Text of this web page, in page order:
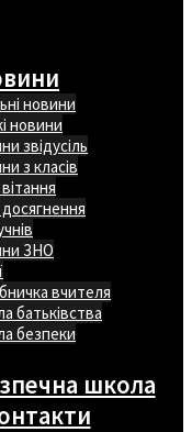
новини
новини
звідусіль
з класів
ЗНО
вчителя
батьківства
безпеки
школа